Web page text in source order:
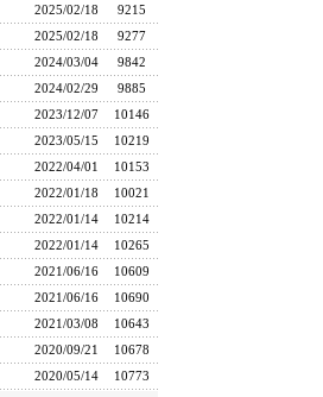
2025/02/18 9215
2025/02/18 9277
2024/03/04 9842
2024/02/29 9885
2023/12/07 10146
2023/05/15 10219
2022/04/01 10153
2022/01/18 10021
2022/01/14 10214
2022/01/14 10265
2021/06/16 10609
2021/06/16 10690
2021/03/08 10643
2020/09/21 10678
2020/05/14 10773